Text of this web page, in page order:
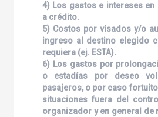
4) Los gastos e intereses
a crédito.
5) Costos por visados y/o
ingreso al destino elegido
requiera (ej. ESTA).
6) Los gastos por
o estadías por deseo
pasajeros, o por caso
situaciones fuera del
organizador y en general de